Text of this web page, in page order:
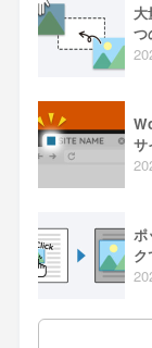
つ
サ